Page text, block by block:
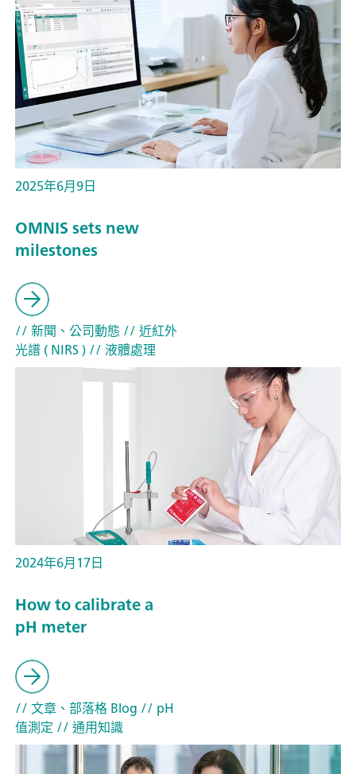
2025年6月9日
OMNIS sets new
milestones
// 新聞、公司動態 // 近紅外
光譜 ( NIRS )// 液體處理
2024年6月17日
How to calibrate a
pH meter
// 文章、部落格 Blog // pH
值測定// 通用知識